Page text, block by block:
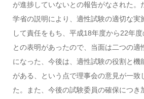
が進捗していないとの報告がなされた。
学省の説明により、適性試験の適切な実
して責任をもち、平成18年度から22年
との表明があったので、当面は二つの適
になった、今後は、適性試験の役割と機
がある、という点で理事会の意見が一致
た。また、今後の試験委員の確保につき